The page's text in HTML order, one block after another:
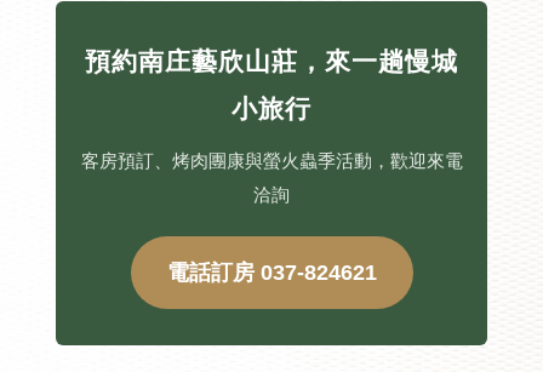
預約南庄藝欣山莊，來一趟慢城
小旅行
客房預訂、烤肉團康與螢火蟲季活動，歡迎來電
洽詢
電話訂房 037-824621